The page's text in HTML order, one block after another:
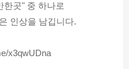
한곳" 중 하나로
인상을 남깁니다.
x3qwUDna